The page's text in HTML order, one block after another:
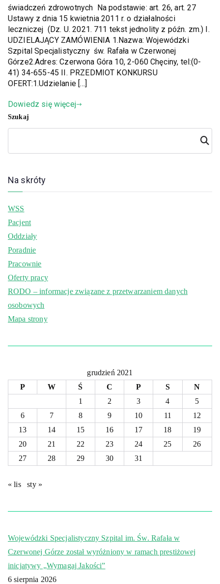
świadczeń zdrowotnych Na podstawie: art. 26, art. 27
Ustawy z dnia 15 kwietnia 2011 r. o działalności
leczniczej (Dz. U. 2021. 711 tekst jednolity z późn. zm.) I.
UDZIELAJĄCY ZAMÓWIENIA 1.Nazwa: Wojewódzki
Szpital Specjalistyczny św. Rafała w Czerwonej
Górze2.Adres: Czerwona Góra 10, 2-060 Chęciny, tel:(0-
41) 34-655-45 II. PRZEDMIOT KONKURSU
OFERT:1.Udzielanie […]
Dowiedz się więcej
Szukaj
Szuka
j
Na skróty
WSS
Pacjent
Oddziały
Poradnie
Pracownie
Oferty pracy
RODO – informacje związane z przetwarzaniem danych
osobowych
Mapa strony
grudzień 2021
P
W Ś C P S
N
1
2 3 4
5
6
7 8 9 10 11
12
13
14 15 16 17 18
19
20
21 22 23 24 25
26
27
28 29 30 31
« lis sty »
Wojewódzki Specjalistyczny Szpital im. Św. Rafała w
Czerwonej Górze został wyróżniony w ramach prestiżowej
inicjatywy „Wymagaj Jakości”
6 sierpnia 2026